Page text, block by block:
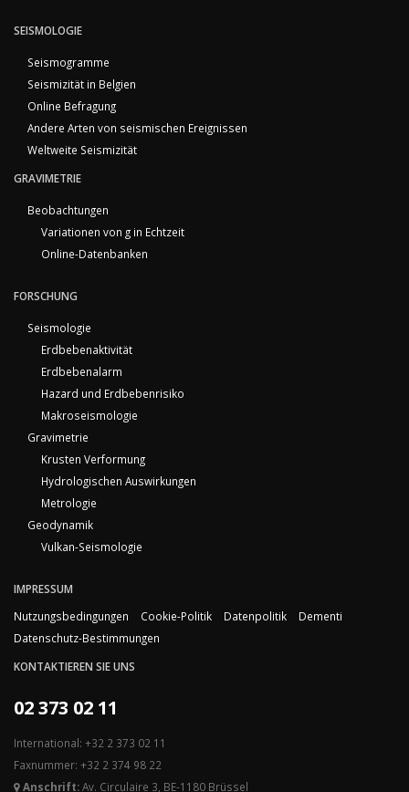
SEISMOLOGIE
Seismogramme
Seismizität in Belgien
Online Befragung
Andere Arten von seismischen Ereignissen
Weltweite Seismizität
GRAVIMETRIE
Beobachtungen
Variationen von g in Echtzeit
Online-Datenbanken
FORSCHUNG
Seismologie
Erdbebenaktivität
Erdbebenalarm
Hazard und Erdbebenrisiko
Makroseismologie
Gravimetrie
Krusten Verformung
Hydrologischen Auswirkungen
Metrologie
Geodynamik
Vulkan-Seismologie
IMPRESSUM
Nutzungsbedingungen
Cookie-Politik Datenpolitik
Dementi
Datenschutz-Bestimmungen
KONTAKTIEREN SIE UNS
02 373 02 11
International: +32 2 373 02 11
Faxnummer: +32 2 374 98 22
Anschrift:Av. Circulaire 3, BE-1180 Brüssel